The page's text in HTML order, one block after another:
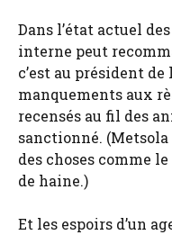
Dans l’état actuel
interne peut
c’est au président de
manquements aux
recensés au fil des
sanctionné.
des choses comme
de haine.)
Et les espoirs d’un